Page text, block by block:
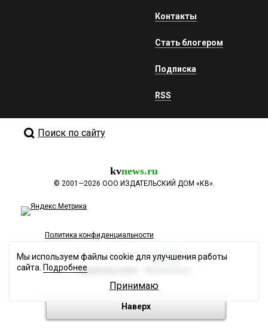
Контакты
Стать блогером
Подписка
RSS
Поиск по сайту
kvnews.ru
© 2001—2026 ООО ИЗДАТЕЛЬСКИЙ ДОМ «КВ».
Политика конфиденциальности
Разработка сайта
Наверх
Мы используем файлы cookie для улучшения работы
сайта. Подробнее
Принимаю